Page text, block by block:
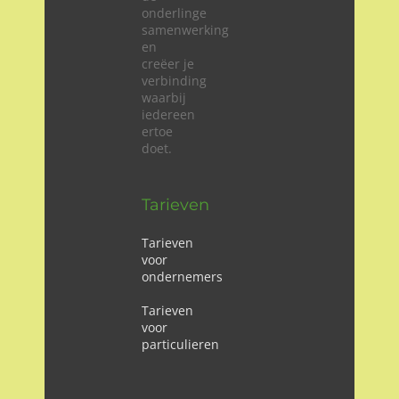
onderlinge
samenwerking
en
creëer je
verbinding
waarbij
iedereen
ertoe
doet.
Tarieven
Tarieven
voor
ondernemers
Tarieven
voor
particulieren